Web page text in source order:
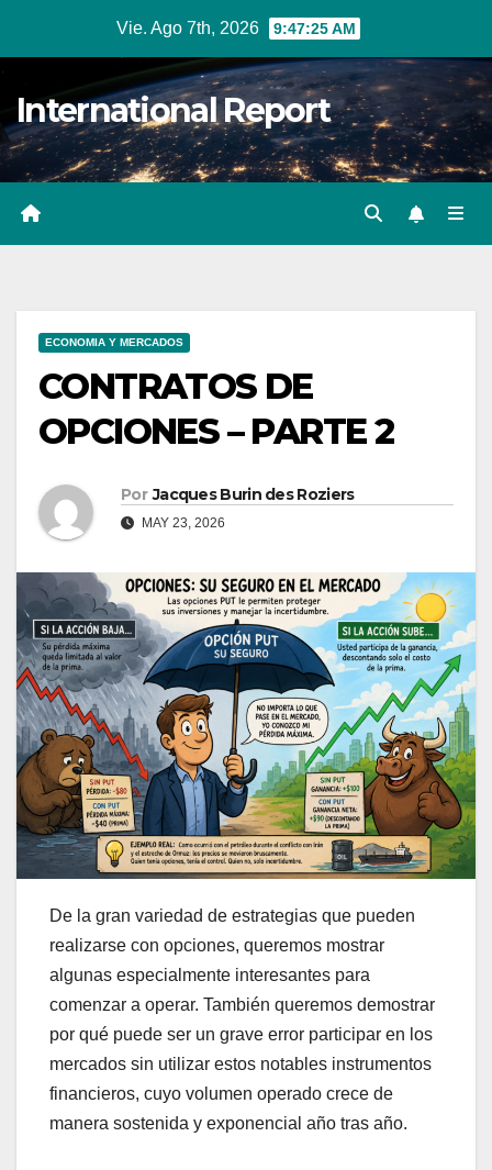
Vie. Ago 7th, 2026 9:47:26 AM
International Report
ECONOMIA Y MERCADOS
CONTRATOS DE
OPCIONES – PARTE 2
Por Jacques Burin des Roziers
MAY 23, 2026
De la gran variedad de estrategias que pueden
realizarse con opciones, queremos mostrar
algunas especialmente interesantes para
comenzar a operar. También queremos demostrar
por qué puede ser un grave error participar en los
mercados sin utilizar estos notables instrumentos
financieros, cuyo volumen operado crece de
manera sostenida y exponencial año tras año.